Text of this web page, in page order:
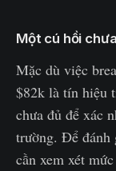
Một cú hồi
Mặc dù việc
$82k là tín hiệu
chưa đủ để xác
trường. Để đánh
cần xem xét